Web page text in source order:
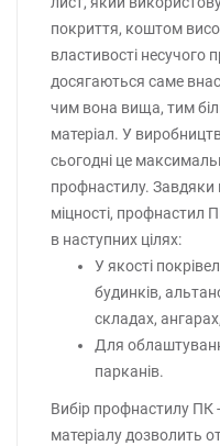
покриття, коштом
властивості несучого
досягаються саме
чим вона вища, тим
матеріал. У
сьогодні це
профнастилу.
міцності, профнастил
в наступних цілях:
У якості
будинків,
складах,
Для
парканів.
Вибір профнастилу ПК
матеріалу дозволить